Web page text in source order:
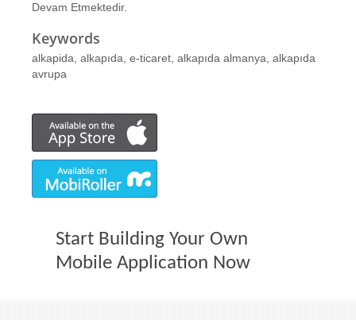
Devam Etmektedir.
Keywords
alkapida, alkapıda, e-ticaret, alkapıda almanya, alkapıda
avrupa
Start Building Your Own
Mobile Application Now